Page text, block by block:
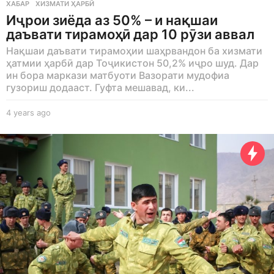
ХАБАР
,ХИЗМАТИ ҲАРБӢ
Иҷрои зиёда аз 50% – и нақшаи
даъвати тирамоҳӣ дар 10 рӯзи аввал
Нақшаи даъвати тирамоҳии шаҳрвандон ба хизмати
ҳатмии ҳарбӣ дар Тоҷикистон 50,2% иҷро шуд. Дар
ин бора маркази матбуоти Вазорати мудофиа
гузориш додааст. Гуфта мешавад, ки...
4 years ago
e
a
g
o